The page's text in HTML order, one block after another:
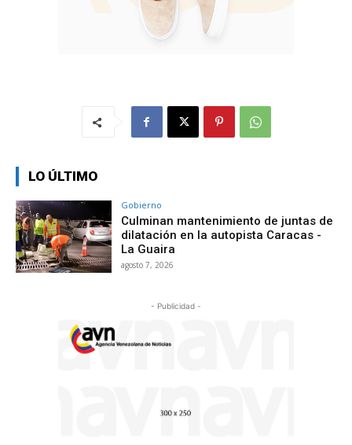
LO ÚLTIMO
Gobierno
Culminan mantenimiento de juntas de
dilatación en la autopista Caracas -
La Guaira
agosto 7, 2026
- Publicidad -